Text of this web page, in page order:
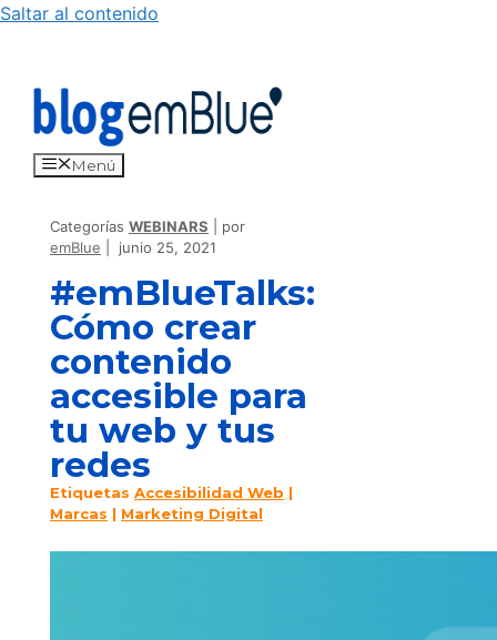
Saltar al contenido
Menú
Categorías WEBINARS
por
emBlue
junio 25, 2021
#emBlueTalks:
Cómo crear
contenido
accesible para
tu web y tus
redes
Etiquetas Accesibilidad Web |
Marcas | Marketing Digital